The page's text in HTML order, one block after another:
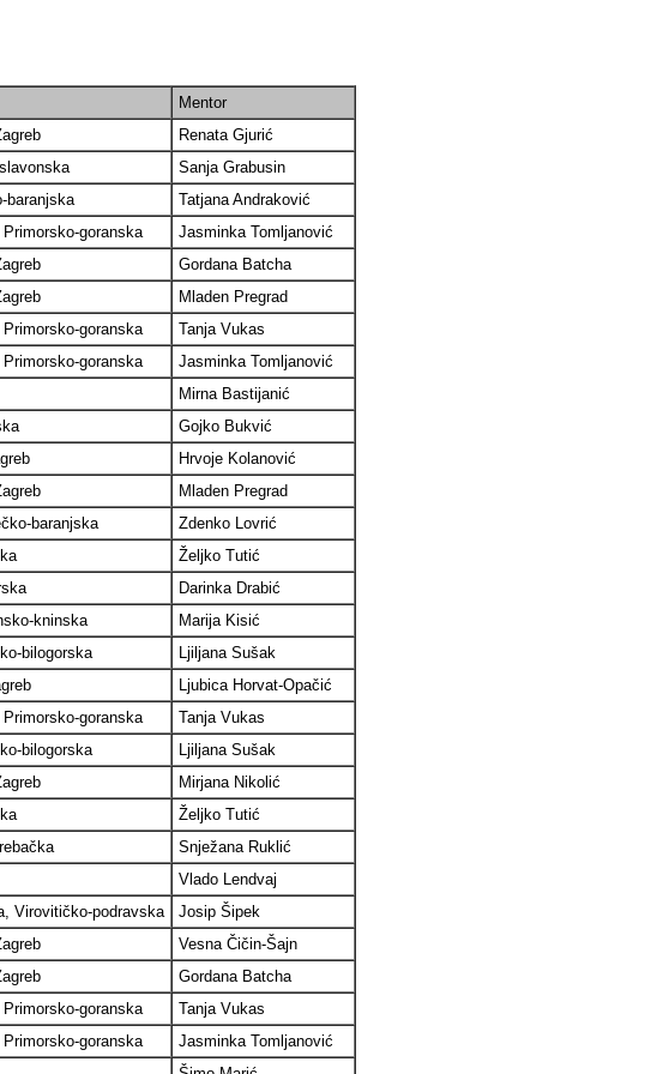
Mentor
Renata Gjurić
Sanja Grabusin
baranjska
Tatjana Andraković
goranska
Jasminka Tomljanović
Gordana Batcha
Mladen Pregrad
goranska
Tanja Vukas
goranska
Jasminka Tomljanović
Mirna Bastijanić
Gojko Bukvić
Hrvoje Kolanović
Mladen Pregrad
baranjska
Zdenko Lovrić
Željko Tutić
Darinka Drabić
kninska
Marija Kisić
bilogorska
Ljiljana Sušak
Ljubica Horvat-Opačić
goranska
Tanja Vukas
bilogorska
Ljiljana Sušak
Mirjana Nikolić
Željko Tutić
Snježana Ruklić
Vlado Lendvaj
Virovitičko-podravska
Josip Šipek
Vesna Čičin-Šajn
Gordana Batcha
goranska
Tanja Vukas
goranska
Jasminka Tomljanović